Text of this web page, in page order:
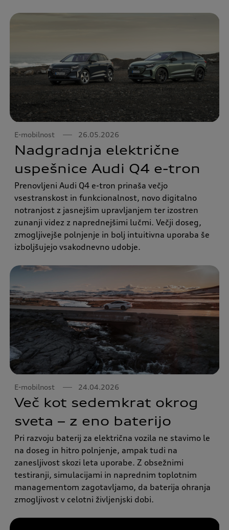
E-mobilnost 26.05.2026
Nadgradnja električne
uspešnice Audi Q4 e-tron
Prenovljeni Audi Q4 e-tron prinaša večjo
vsestranskost in funkcionalnost, novo digitalno
notranjost z jasnejšim upravljanjem ter izostren
zunanji videz z naprednejšimi lučmi. Večji doseg,
zmogljivejše polnjenje in bolj intuitivna uporaba še
izboljšujejo vsakodnevno udobje.
E-mobilnost 24.04.2026
Več kot sedemkrat okrog
sveta – z eno baterijo
Pri razvoju baterij za električna vozila ne stavimo le
na doseg in hitro polnjenje, ampak tudi na
zanesljivost skozi leta uporabe. Z obsežnimi
testiranji, simulacijami in naprednim toplotnim
managementom zagotavljamo, da baterija ohranja
zmogljivost v celotni življenjski dobi.